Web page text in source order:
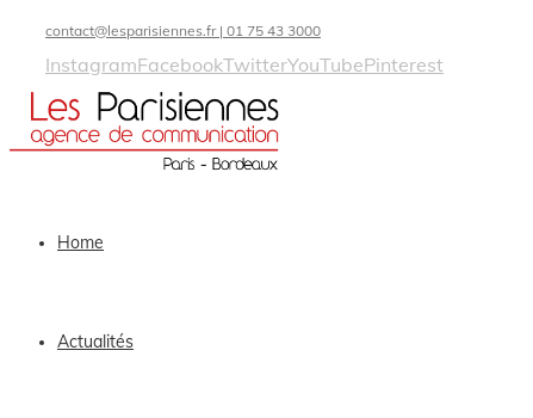
contact@lesparisiennes.fr | 01 75 43 3000
InstagramFacebookTwitterYouTubePinterest
Home
Actualités